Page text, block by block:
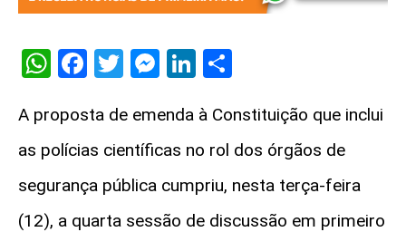
WhatsApp
Facebook
Twitter
Messenger
LinkedIn
A proposta de emenda à Constituição que inclui
as polícias científicas no rol dos órgãos de
segurança pública cumpriu, nesta terça-feira
(12), a quarta sessão de discussão em primeiro